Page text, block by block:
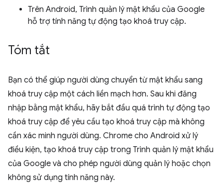
Trên Android, Trình quản lý mật khẩu của Google
hỗ trợ tính năng tự động tạo khoá truy cập.
Tóm tắt
Bạn có thể giúp người dùng chuyển từ mật khẩu sang
khoá truy cập một cách liền mạch hơn. Sau khi đăng
nhập bằng mật khẩu, hãy bắt đầu quá trình tự động tạo
khoá truy cập để yêu cầu tạo khoá truy cập mà không
cần xác minh người dùng. Chrome cho Android xử lý
điều kiện, tạo khoá truy cập trong Trình quản lý mật khẩu
của Google và cho phép người dùng quản lý hoặc chọn
không sử dụng tính năng này.